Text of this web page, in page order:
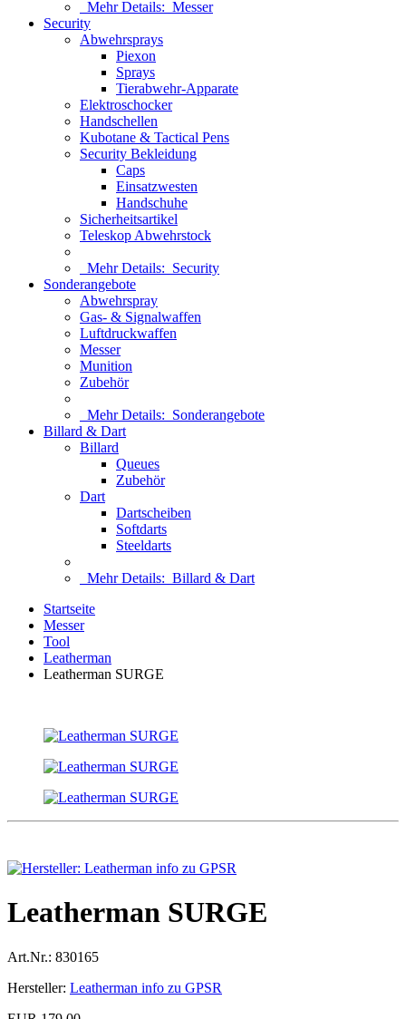
Mehr Details: Messer
Security
Abwehrsprays
Piexon
Sprays
Tierabwehr-Apparate
Elektroschocker
Handschellen
Kubotane & Tactical Pens
Security Bekleidung
Caps
Einsatzwesten
Handschuhe
Sicherheitsartikel
Teleskop Abwehrstock
Mehr Details: Security
Sonderangebote
Abwehrspray
Gas- & Signalwaffen
Luftdruckwaffen
Messer
Munition
Zubehör
Mehr Details: Sonderangebote
Billard & Dart
Billard
Queues
Zubehör
Dart
Dartscheiben
Softdarts
Steeldarts
Mehr Details: Billard & Dart
Startseite
Messer
Tool
Leatherman
Leatherman SURGE
Leatherman SURGE
Art.Nr.: 830165
Hersteller: Leatherman info zu GPSR